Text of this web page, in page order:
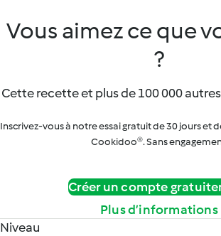
Vous aimez ce que
?
Cette recette et plus de 100 000
Inscrivez-vous à notre essai gratuit de 30 jours et
Cookidoo®. Sans
Créer un compte
Plus d’informations
Niveau